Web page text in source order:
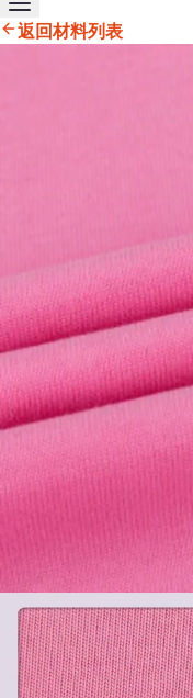
返回材料列表